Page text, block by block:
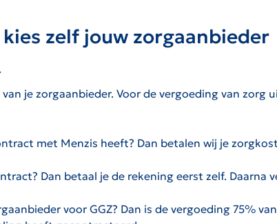
zelf jouw zorgaanbieder
je zorgaanbieder. Voor de vergoeding van
met Menzis heeft? Dan betalen wij je
Dan betaal je de rekening eerst zelf.
voor GGZ? Dan is de vergoeding 75%